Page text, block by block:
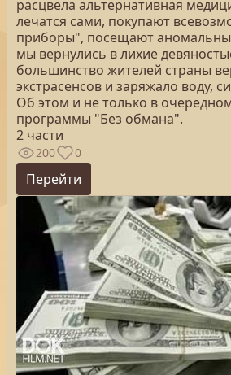
расцвела альтернативная
лечатся сами, покупают
приборы", посещают
мы вернулись в лихие
большинство жителей страны
экстрасенсов и заряжало воду,
Об этом и не только в
программы "Без обмана".
2 части
200 0
Перейти